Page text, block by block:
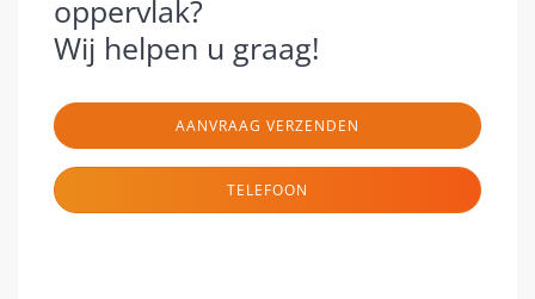
oppervlak?
Wij helpen u graag!
AANVRAAG VERZENDEN
TELEFOON